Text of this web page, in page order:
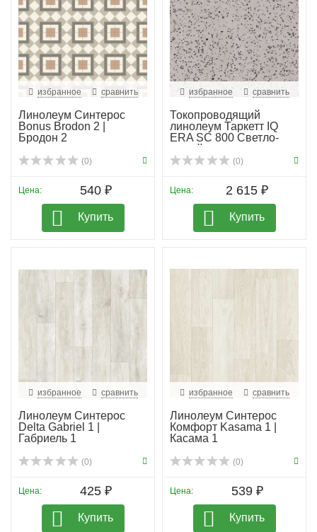
избранное сравнить
Линолеум Синтерос
Bonus Brodon 2 |
Бродон 2
(0)
Цена: 540 ₽
Купить
избранное сравнить
Токопроводящий
линолеум Таркетт IQ
ERA SC 800 Светло-
серый
(0)
Цена: 2 615 ₽
Купить
избранное сравнить
Линолеум Синтерос
Delta Gabriel 1 |
Габриель 1
(0)
Цена: 425 ₽
Купить
избранное сравнить
Линолеум Синтерос
Комфорт Kasama 1 |
Касама 1
(0)
Цена: 539 ₽
Купить